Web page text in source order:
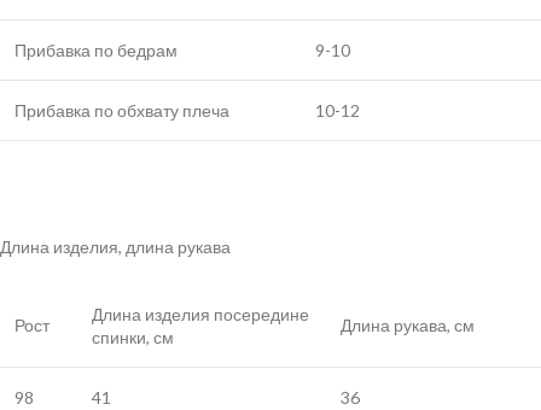
Прибавка по бедрам 9-10
Прибавка по обхвату плеча 10-12
Длина изделия, длина рукава
Рост
Длина изделия посередине
спинки, см
Длина рукава, см
98 41 36